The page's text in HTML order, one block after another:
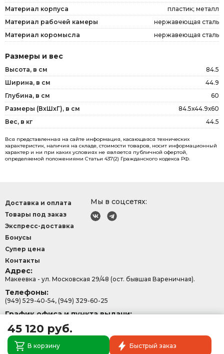
45 120 руб.
В корзину Быстрый заказ
Материал корпуса
пластик; металл
Материал рабочей камеры
нержавеющая сталь
Материал коромысла
нержавеющая сталь
Размеры и вес
Высота, в см
84.5
Ширина, в см
44.9
Глубина, в см
60
Размеры (ВxШxГ), в см
84.5х44.9х60
Вес, в кг
44.5
Вся представленная на сайте информация, касающаяся технических
характеристик, наличия на складе, стоимости товаров, носит информационный
характер и ни при каких условиях не является публичной офертой,
определяемой положениями Статьи 437(2) Гражданского кодекса РФ.
Мы в соцсетях:
Доставка и оплата
Товары под заказ
Экспресс-доставка
Бонусы
Супер цена
Контакты
Адрес:
Макеевка - ул. Московская 29/48 (ост. бывшая Вареничная).
Телефоны:
(949) 529-40-54, (949) 329-60-25
График офиса и пункта выдачи: